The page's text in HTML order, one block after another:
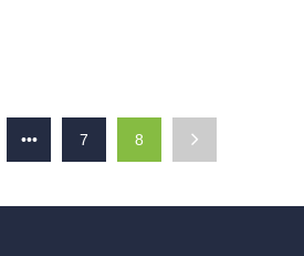
••• 7 8